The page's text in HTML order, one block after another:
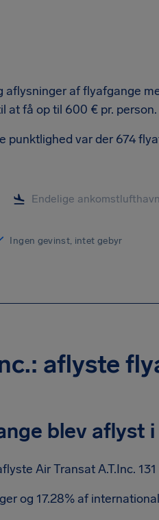
af flyafgange
få op til 600 € pr. person.
punktlighed var der 674
Ingen gevinst, intet gebyr
aflyste
blev aflyst i
Air Transat A.T.Inc.
og 17.28% af